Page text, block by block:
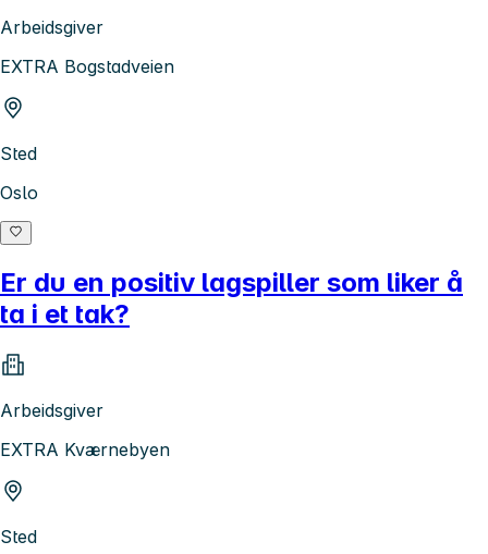
Arbeidsgiver
EXTRA Bogstadveien
Sted
Oslo
Er du en positiv lagspiller som liker å
ta i et tak?
Arbeidsgiver
EXTRA Kværnebyen
Sted